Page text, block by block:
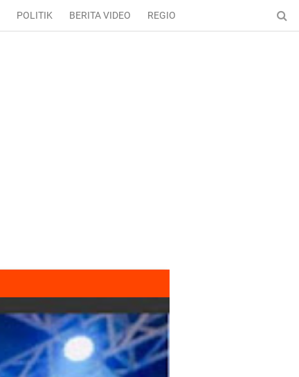
POLITIK BERITA VIDEO REGIONAL ENTERTAINMENT